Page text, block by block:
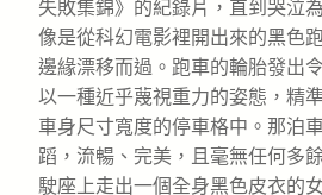
失敗集錦》的紀錄片，直到哭泣
像是從科幻電影裡開出來的黑色
邊緣漂移而過。跑車的輪胎發出
以一種近乎蔑視重力的姿態，精
車身尺寸寬度的停車格中。那泊
蹈，流暢、完美，且毫無任何多
駛座上走出一個全身黑色皮衣的